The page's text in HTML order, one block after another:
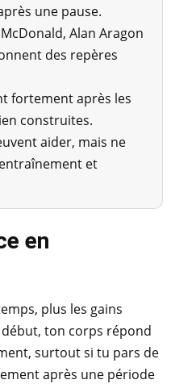
une pause.
Alan Aragon
des repères
fortement après les
construites.
aider, mais ne
et
en
plus les gains
début, ton corps répond
surtout si tu pars de
après une période